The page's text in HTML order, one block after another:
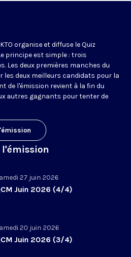
organise et diffuse le Quiz
principe est simple : trois
Les deux premières manches du
les deux meilleurs candidats pour la
de l'émission revient à la fin du
autres gagnants pour tenter de
27 juin 2026
Juin 2026 (4/4)
20 juin 2026
Juin 2026 (3/4)